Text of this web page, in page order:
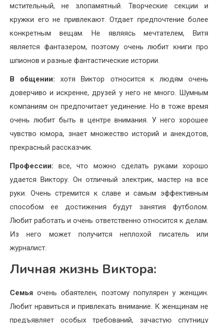
мстительный, не злопамятный. Творческие секции и
кружки его не привлекают. Отдает предпочтение более
конкретным вещам. Не являясь мечтателем, Витя
является фантазером, поэтому очень любит книги про
шпионов и разные фантастические истории.
В общении: хотя Виктор относится к людям очень
доверчиво и искренне, друзей у него не много. Шумным
компаниям он предпочитает уединение. Но в тоже время
очень любит быть в центре внимания. У него хорошее
чувство юмора, знает множество историй и анекдотов,
прекрасный рассказчик.
Профессии: все, что можно сделать руками хорошо
удается Виктору. Он отличный электрик, мастер на все
руки. Очень стремится к славе и самым эффективным
способом ее достижения будут занятия футболом.
Любит работать и очень ответственно относится к делам.
Из него может получится неплохой писатель или
журналист.
Личная жизнь Виктора:
Семья очень обаятелен, поэтому популярен у женщин.
Любит нравиться и привлекать внимание. К женщинам не
предъявляет особых требований, зачастую спутницу